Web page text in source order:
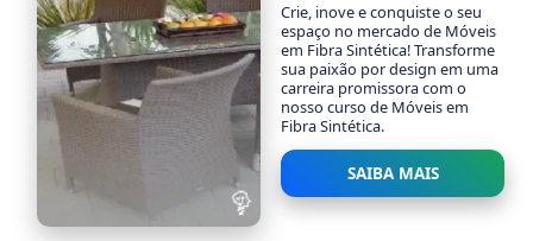
Crie, inove e conquiste o seu
espaço no mercado de Móveis
em Fibra Sintética! Transforme
sua paixão por design em uma
carreira promissora com o
nosso curso de Móveis em
Fibra Sintética.
SAIBA MAIS